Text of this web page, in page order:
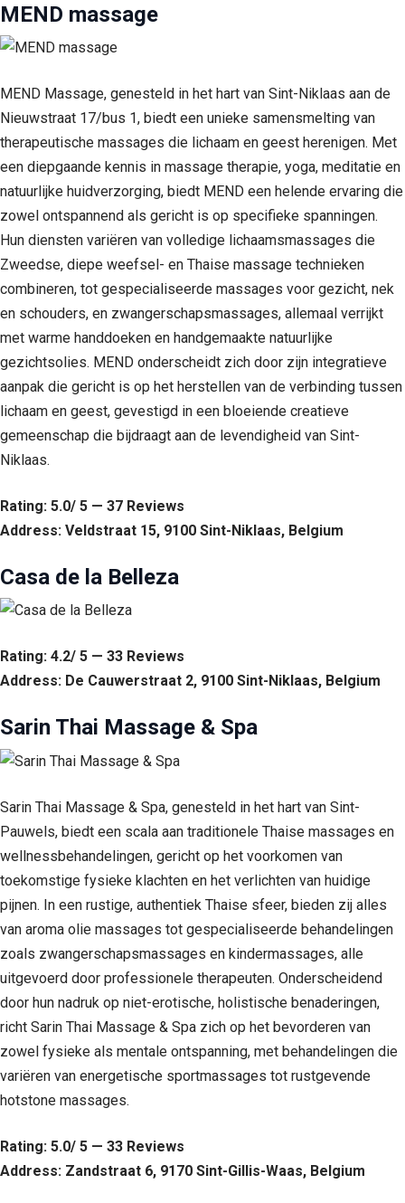
MEND massage
MEND Massage, genesteld in het hart van Sint-Niklaas aan de
Nieuwstraat 17/bus 1, biedt een unieke samensmelting van
therapeutische massages die lichaam en geest herenigen. Met
een diepgaande kennis in massage therapie, yoga, meditatie en
natuurlijke huidverzorging, biedt MEND een helende ervaring die
zowel ontspannend als gericht is op specifieke spanningen.
Hun diensten variëren van volledige lichaamsmassages die
Zweedse, diepe weefsel- en Thaise massage technieken
combineren, tot gespecialiseerde massages voor gezicht, nek
en schouders, en zwangerschapsmassages, allemaal verrijkt
met warme handdoeken en handgemaakte natuurlijke
gezichtsolies. MEND onderscheidt zich door zijn integratieve
aanpak die gericht is op het herstellen van de verbinding tussen
lichaam en geest, gevestigd in een bloeiende creatieve
gemeenschap die bijdraagt aan de levendigheid van Sint-
Niklaas.
Rating: 5.0/ 5 — 37 Reviews
Address: Veldstraat 15, 9100 Sint-Niklaas, Belgium
Casa de la Belleza
Rating: 4.2/ 5 — 33 Reviews
Address: De Cauwerstraat 2, 9100 Sint-Niklaas, Belgium
Sarin Thai Massage & Spa
Sarin Thai Massage & Spa, genesteld in het hart van Sint-
Pauwels, biedt een scala aan traditionele Thaise massages en
wellnessbehandelingen, gericht op het voorkomen van
toekomstige fysieke klachten en het verlichten van huidige
pijnen. In een rustige, authentiek Thaise sfeer, bieden zij alles
van aroma olie massages tot gespecialiseerde behandelingen
zoals zwangerschapsmassages en kindermassages, alle
uitgevoerd door professionele therapeuten. Onderscheidend
door hun nadruk op niet-erotische, holistische benaderingen,
richt Sarin Thai Massage & Spa zich op het bevorderen van
zowel fysieke als mentale ontspanning, met behandelingen die
variëren van energetische sportmassages tot rustgevende
hotstone massages.
Rating: 5.0/ 5 — 33 Reviews
Address: Zandstraat 6, 9170 Sint-Gillis-Waas, Belgium